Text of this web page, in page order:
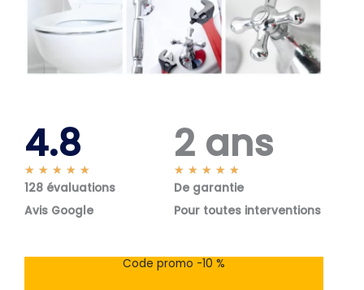
4.8
★ ★ ★ ★ ★
o
s
128 évaluations
Avis Google
2 ans
★ ★ ★ ★ ★
o
s
De garantie
Pour toutes interventions
Code promo -10 %